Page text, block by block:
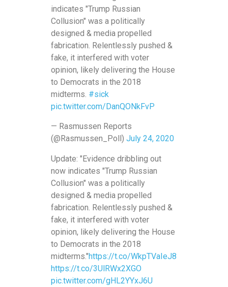
indicates "Trump Russian
Collusion" was a politically
designed & media propelled
fabrication. Relentlessly pushed &
fake, it interfered with voter
opinion, likely delivering the House
to Democrats in the 2018
midterms. #sick
pic.twitter.com/DanQONkFvP
— Rasmussen Reports
(@Rasmussen_Poll) July 24, 2020
Update: "Evidence dribbling out
now indicates "Trump Russian
Collusion" was a politically
designed & media propelled
fabrication. Relentlessly pushed &
fake, it interfered with voter
opinion, likely delivering the House
to Democrats in the 2018
midterms."https://t.co/WkpTVaIeJ8
https://t.co/3UlRWx2XGO
pic.twitter.com/gHL2YYxJ6U